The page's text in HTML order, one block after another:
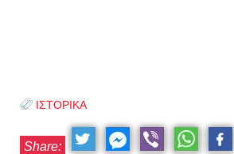
ΙΣΤΟΡΙΚΑ
Share: